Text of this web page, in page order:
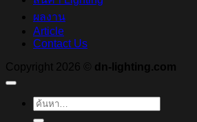
ผลงาน
Article
Contact Us
Copyright 2026 © dn-lighting.com
ค้นหา: